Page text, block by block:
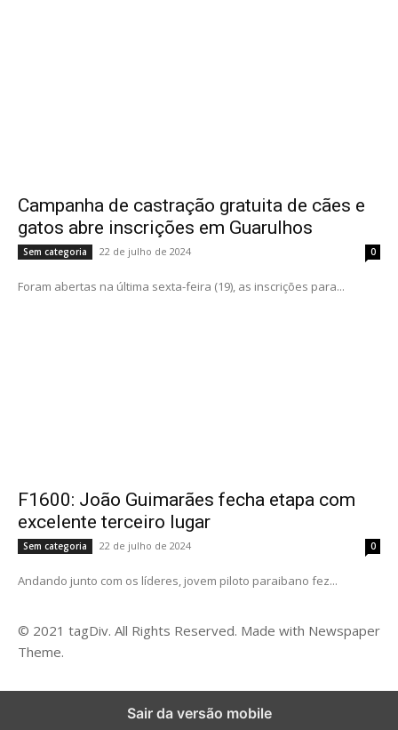
Campanha de castração gratuita de cães e
gatos abre inscrições em Guarulhos
Sem categoria 22 de julho de 2024 0
Foram abertas na última sexta-feira (19), as inscrições para...
F1600: João Guimarães fecha etapa com
excelente terceiro lugar
Sem categoria 22 de julho de 2024 0
Andando junto com os líderes, jovem piloto paraibano fez...
© 2021 tagDiv. All Rights Reserved. Made with Newspaper
Theme.
Sair da versão mobile